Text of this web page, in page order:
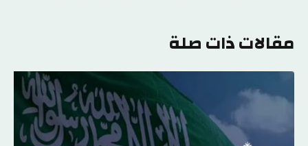
مقالات ذات صلة